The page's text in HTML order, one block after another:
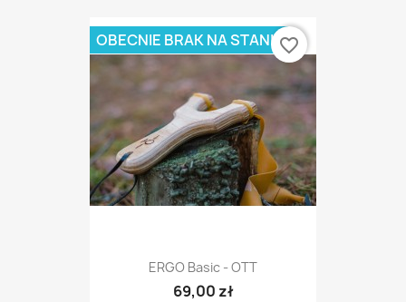
ERGO Basic - OTT
69,00 zł
OBECNIE BRAK NA STANIEfavorite_border